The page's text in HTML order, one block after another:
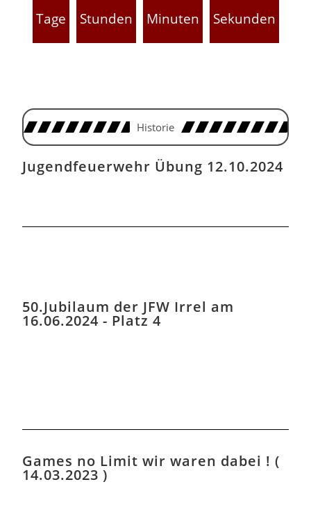
Tage Stunden Minuten Sekunden
Historie
Jugendfeuerwehr Übung 12.10.2024
50.Jubilaum der JFW Irrel am
16.06.2024 - Platz 4
Games no Limit wir waren dabei ! (
14.03.2023 )